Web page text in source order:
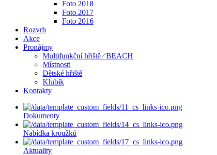
Foto 2018
Foto 2017
Foto 2016
Rozvrh
Akce
Pronájmy
Multifunkční hřiště ⁄ BEACH
Místnosti
Dětské hřiště
Klubík
Kontakty
Dokumenty
Nabídka kroužků
Aktuality